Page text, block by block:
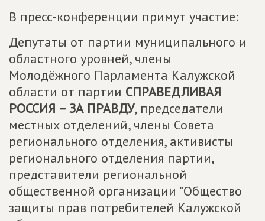
В пресс-конференции примут участие:
Депутаты от партии муниципального и
областного уровней, члены
Молодёжного Парламента Калужской
области от партии СПРАВЕДЛИВАЯ
РОССИЯ – ЗА ПРАВДУ, председатели
местных отделений, члены Совета
регионального отделения, активисты
регионального отделения партии,
представители региональной
общественной организации "Общество
защиты прав потребителей Калужской